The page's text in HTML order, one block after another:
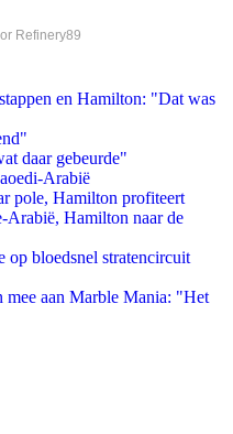
Refinery89
en Hamilton: "Dat was
daar gebeurde"
Arabië
pole, Hamilton profiteert
Arabië, Hamilton naar de
op bloedsnel stratencircuit
mee aan Marble Mania: "Het